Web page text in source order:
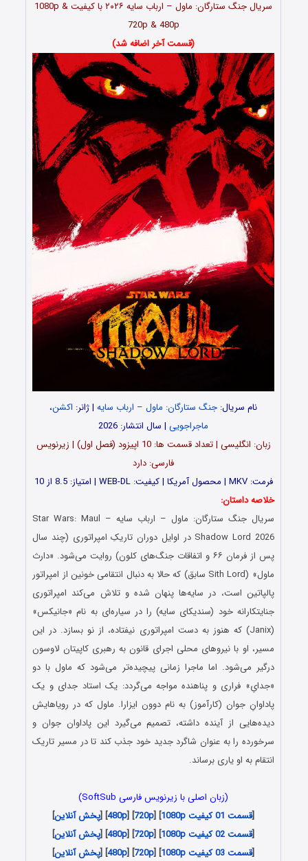
سریال جنگ ستارگان: ماول – ارباب سایه ۲۰۲۶ با کیفیت 1080p &
720p & 480p
(قسمت آخر اضافه شد)
نام سریال: جنگ ستارگان: ماول – ارباب سایه | ژانر: اکشن،
ماجراجویی | سال انتشار: 2026
زبان: انگلیسی | تعداد قسمت ها: 10 اپیزود (فصل اول) | زیرنویس
فارسی: دارد
فرمت: MKV | محصول آمریکا | کیفیت: WEB-DL | امتیاز: 8.5 از 10
خلاصه داستان:
سریال جنگ ستارگان: ماول – ارباب سایه Star Wars: Maul –
Shadow Lord 2026 در اوایل دوران تاریکِ امپراتوری (چند سال
پس از فرمان ۶۶ و اتفاقات جنگ‌های کلون) روایت می‌شود. «دارث
ماول» (Sith Lord سابق) که حالا به دنبال انتقامی خونین از امپراتور
پالپاتین است، در سایه‌ها پنهان شده و تلاش می‌کند امپراتوری
جنایتکارانه خود (سندیکای سایه) را در سیاره‌ای به نام «جانیکس»
(Janix) که هنوز به دست امپراتوری نیفتاده، از نو بسازد. در این
مسیر، او با نیروهای محلی اجرای قانون به رهبری کاپیتان لاوسون
درگیر می‌شود. اما ماجرا زمانی پیچیده‌تر می‌شود که ماول با دو
«جدایِ» فراری و پناهنده مواجه می‌گردد: یک استاد جدای و یک
پاداوانِ جوان (کارآموز) به نام دوون ایزارا. ماول که در رویاهایش
دیده‌هایی از آینده داشته، تصمیم می‌گیرد این پاداوان جوان و
سرخورده را به عنوان شاگرد جدید خود جذب کند تا در مسیر تاریک
انتقام به او یاری برساند.
(زبان اصلی با زیرنویس فارسی SoftSub)
[قسمت 01 کیفیت 1080p ] [
720p
] [
480p
] [پخش آنلاین]
[قسمت 02 کیفیت 1080p ] [
720p
] [
480p
] [پخش آنلاین]
[قسمت 03 کیفیت 1080p ] [
720p
] [
480p
] [پخش آنلاین]